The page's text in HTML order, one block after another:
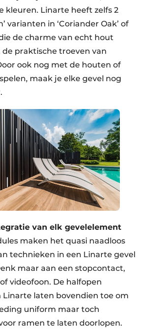
kleuren. Linarte heeft zelfs 2
varianten in ‘Coriander Oak’ of
die de charme van echt hout
praktische troeven van
ook nog met de houten of
maak je elke gevel nog
van elk gevelelement
maken het quasi naadloos
technieken in een Linarte gevel
maar aan een stopcontact,
videofoon. De halfopen
Linarte laten bovendien toe om
uniform maar toch
ramen te laten doorlopen.